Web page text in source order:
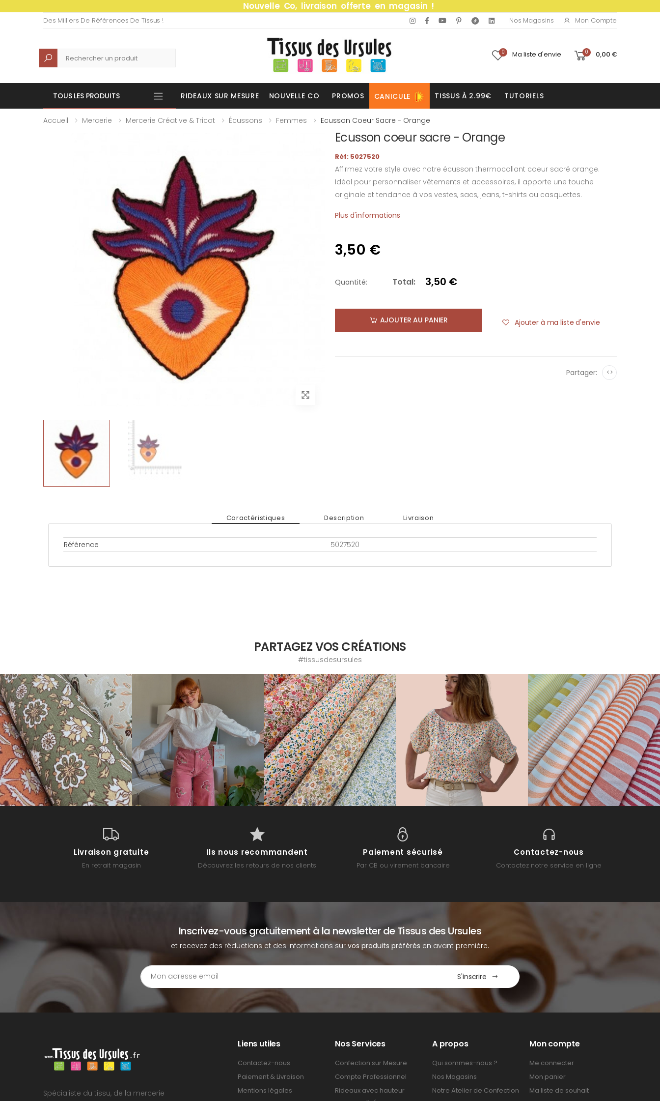
Nouvelle Co, livraison offerte en magasin !
Des Milliers De Références De Tissus ! Nos Magasins Mon Compte
Recherche 0 Ma liste d'envie 0 0,00 €
TOUS LES PRODUITS RIDEAUX SUR MESURE NOUVELLE CO PROMOS CANICULE TISSUS À 2.99€ TUTORIELS
Accueil Mercerie Mercerie Créative & Tricot Écussons Femmes Ecusson Coeur Sacre - Orange
Ecusson coeur sacre - Orange
Réf: 5027520
Affirmez votre style avec notre écusson thermocollant coeur sacré orange.
Idéal pour personnaliser vêtements et accessoires, il apporte une touche
originale et tendance à vos vestes, sacs, jeans, t-shirts ou casquettes.
Plus d'informations
3,50 €
Quantité: Total: 3,50 €
AJOUTER AU PANIER Ajouter à ma liste d'envie
Partager: <>
Caractéristiques Description Livraison
Référence 5027520
PARTAGEZ VOS CRÉATIONS
#tissusdesursules
Livraison gratuite
En retrait magasin
Ils nous recommandent
Découvrez les retours de nos clients
Paiement sécurisé
Par CB ou virement bancaire
Contactez-nous
Contactez notre service en ligne
Inscrivez-vous gratuitement à la newsletter de Tissus des Ursules
et recevez des réductions et des informations survos produits préférés en avant première.
S'inscrire
Spécialiste du tissu, de la mercerie
Liens utiles
Contactez-nous
Paiement & Livraison
Mentions légales
Nos Services
Confection sur Mesure
Compte Professionnel
Rideaux avec hauteur
A propos
Qui sommes-nous ?
Nos Magasins
Notre Atelier de Confection
Mon compte
Me connecter
Mon panier
Ma liste de souhait